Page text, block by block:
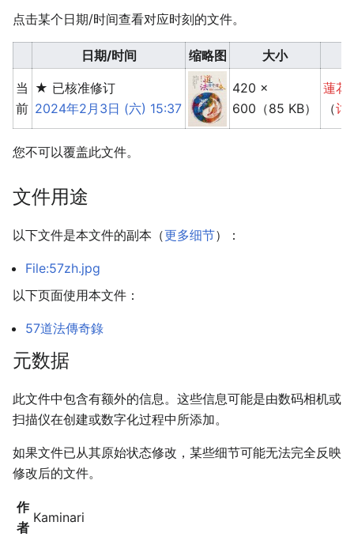
点击某个日期/时间查看对应时刻的文件。
日期/时间 缩⁠略⁠图 大小
当
前
★ 已核准修订
2024年2月3日 (六) 15:37
420 ×
600 （85 KB）
蓮花
（讨
您不可以覆盖此文件。
文件用途
以下文件是本文件的副本（更多细节）：
File:57zh.jpg
以下页面使用本文件：
57道法傳奇錄
元数据
此文件中包含有额外的信息。这些信息可能是由数码相机或
扫描仪在创建或数字化过程中所添加。
如果文件已从其原始状态修改，某些细节可能无法完全反映
修改后的文件。
作
者
Kaminari